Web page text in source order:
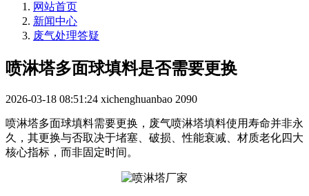
网站首页
新闻中心
废气处理答疑
喷淋塔多面球填料是否需要更换
2026-03-18 08:51:24 xichenghuanbao 2090
喷淋塔多面球填料需要更换，废气喷淋塔填料使用寿命并非永
久，其更换与否取决于堵塞、破损、性能衰减、材质老化四大
核心指标，而非固定时间。